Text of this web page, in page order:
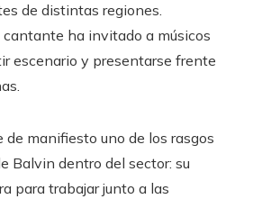
de distintas regiones.
cantante ha invitado a músicos
escenario y presentarse frente
manifiesto uno de los rasgos
Balvin dentro del sector: su
para trabajar junto a las